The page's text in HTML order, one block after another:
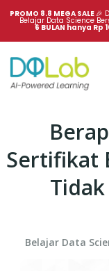
PROMO 8.8 MEGA SALE 🎉
Belajar Data Science
6 BULAN hanya Rp
Sertifikat
Belajar Data